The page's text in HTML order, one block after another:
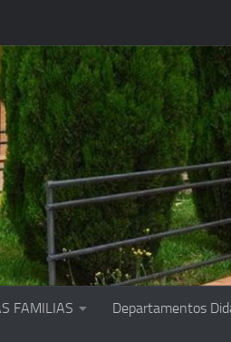
FAMILIAS Departamentos